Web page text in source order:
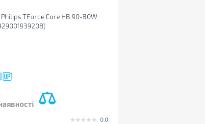
TForce Core HB 90-80W
0.0